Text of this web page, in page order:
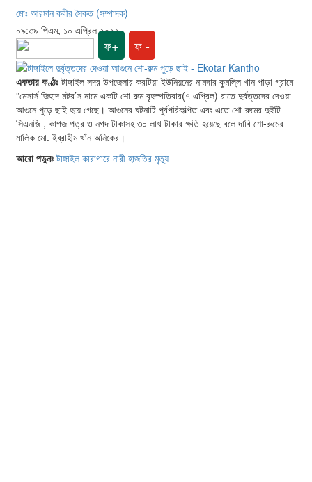
মোঃ আরমান কবীর সৈকত (সম্পাদক)
০৯:৩৯ পিএম, ১০ এপ্রিল ২০২২
ফ+ ফ -
একতার কণ্ঠঃটাঙ্গাইল সদর উপজেলার করটিয়া ইউনিয়নের নামদার কুমল্লি খান পাড়া গ্রামে
”মেসার্স জিহাদ মটর’স নামে একটি শো-রুম বৃহস্পতিবার(৭ এপ্রিল) রাতে দুর্বত্তদের দেওয়া
আগুনে পুড়ে ছাই হয়ে গেছে। আগুনের ঘটনাটি পুর্বপরিকল্পিত এবং এতে শো-রুমের দুইটি
সিএনজি , কাগজ পত্র ও নগদ টাকাসহ ৩০ লাখ টাকার ক্ষতি হয়েছে বলে দাবি শো-রুমের
মালিক মো. ইব্রাহীম খাঁন অনিকের।
আরো পড়ুনঃ টাঙ্গাইল কারাগারে নারী হাজতির মৃত্যু